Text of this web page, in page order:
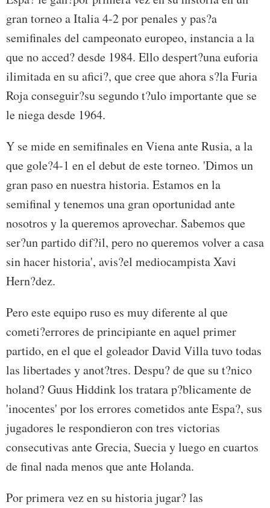
gran torneo a Italia 4-2 por penales y pas?a
semifinales del campeonato europeo, instancia a la
que no acced? desde 1984. Ello despert?una euforia
ilimitada en su afici?, que cree que ahora s?la Furia
Roja conseguir?su segundo t?ulo importante que se
le niega desde 1964.
Y se mide en semifinales en Viena ante Rusia, a la
que gole?4-1 en el debut de este torneo. 'Dimos un
gran paso en nuestra historia. Estamos en la
semifinal y tenemos una gran oportunidad ante
nosotros y la queremos aprovechar. Sabemos que
ser?un partido dif?il, pero no queremos volver a casa
sin hacer historia', avis?el mediocampista Xavi
Hern?dez.
Pero este equipo ruso es muy diferente al que
cometi?errores de principiante en aquel primer
partido, en el que el goleador David Villa tuvo todas
las libertades y anot?tres. Despu? de que su t?nico
holand? Guus Hiddink los tratara p?blicamente de
'inocentes' por los errores cometidos ante Espa?, sus
jugadores le respondieron con tres victorias
consecutivas ante Grecia, Suecia y luego en cuartos
de final nada menos que ante Holanda.
Por primera vez en su historia jugar? las